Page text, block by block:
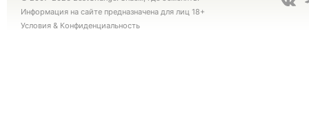
Информация на сайте предназначена для лиц 18+
Условия & Конфиденциальность